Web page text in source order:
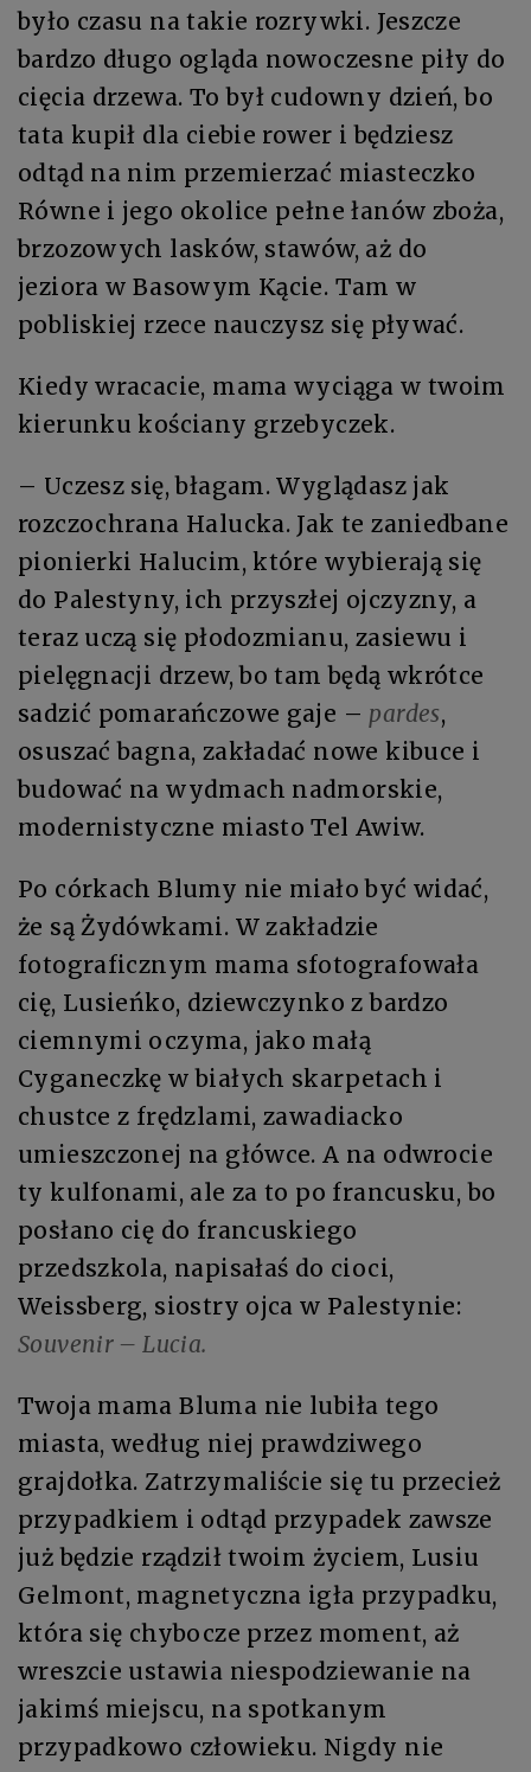
było czasu na takie rozrywki. Jeszcze
bardzo długo ogląda nowoczesne piły do
cięcia drzewa. To był cudowny dzień, bo
tata kupił dla ciebie rower i będziesz
odtąd na nim przemierzać miasteczko
Równe i jego okolice pełne łanów zboża,
brzozowych lasków, stawów, aż do
jeziora w Basowym Kącie. Tam w
pobliskiej rzece nauczysz się pływać.
Kiedy wracacie, mama wyciąga w twoim
kierunku kościany grzebyczek.
– Uczesz się, błagam. Wyglądasz jak
rozczochrana Halucka. Jak te zaniedbane
pionierki Halucim, które wybierają się
do Palestyny, ich przyszłej ojczyzny, a
teraz uczą się płodozmianu, zasiewu i
pielęgnacji drzew, bo tam będą wkrótce
sadzić pomarańczowe gaje – pardes,
osuszać bagna, zakładać nowe kibuce i
budować na wydmach nadmorskie,
modernistyczne miasto Tel Awiw.
Po córkach Blumy nie miało być widać,
że są Żydówkami. W zakładzie
fotograficznym mama sfotografowała
cię, Lusieńko, dziewczynko z bardzo
ciemnymi oczyma, jako małą
Cyganeczkę w białych skarpetach i
chustce z frędzlami, zawadiacko
umieszczonej na główce. A na odwrocie
ty kulfonami, ale za to po francusku, bo
posłano cię do francuskiego
przedszkola, napisałaś do cioci,
Weissberg, siostry ojca w Palestynie:
Souvenir – Lucia.
Twoja mama Bluma nie lubiła tego
miasta, według niej prawdziwego
grajdołka. Zatrzymaliście się tu przecież
przypadkiem i odtąd przypadek zawsze
już będzie rządził twoim życiem, Lusiu
Gelmont, magnetyczna igła przypadku,
która się chybocze przez moment, aż
wreszcie ustawia niespodziewanie na
jakimś miejscu, na spotkanym
przypadkowo człowieku. Nigdy nie